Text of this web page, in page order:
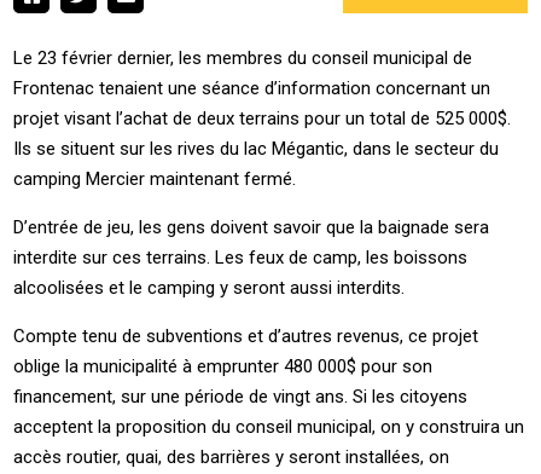
Le 23 février dernier, les membres du conseil municipal de
Frontenac tenaient une séance d’information concernant un
projet visant l’achat de deux terrains pour un total de 525 000$.
Ils se situent sur les rives du lac Mégantic, dans le secteur du
camping Mercier maintenant fermé.
D’entrée de jeu, les gens doivent savoir que la baignade sera
interdite sur ces terrains. Les feux de camp, les boissons
alcoolisées et le camping y seront aussi interdits.
Compte tenu de subventions et d’autres revenus, ce projet
oblige la municipalité à emprunter 480 000$ pour son
financement, sur une période de vingt ans. Si les citoyens
acceptent la proposition du conseil municipal, on y construira un
accès routier, quai, des barrières y seront installées, on